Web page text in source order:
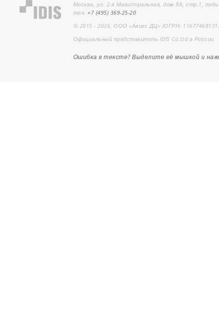
Москва, ул. 2-я Магистральная, дом 8А, стр.1,
тел.+7 (495) 369-25-20
© 2015 - 2026, ООО «Авикс ДЦ» (ОГРН:
Официальный представитель IDIS Co.Ltd в России
Ошибка в тексте? Выделите её мышкой и